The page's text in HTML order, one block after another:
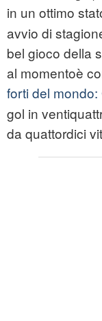
in un ottimo
avvio di
bel gioco della
al momentoè
forti del mondo:
gol in
da quattordici